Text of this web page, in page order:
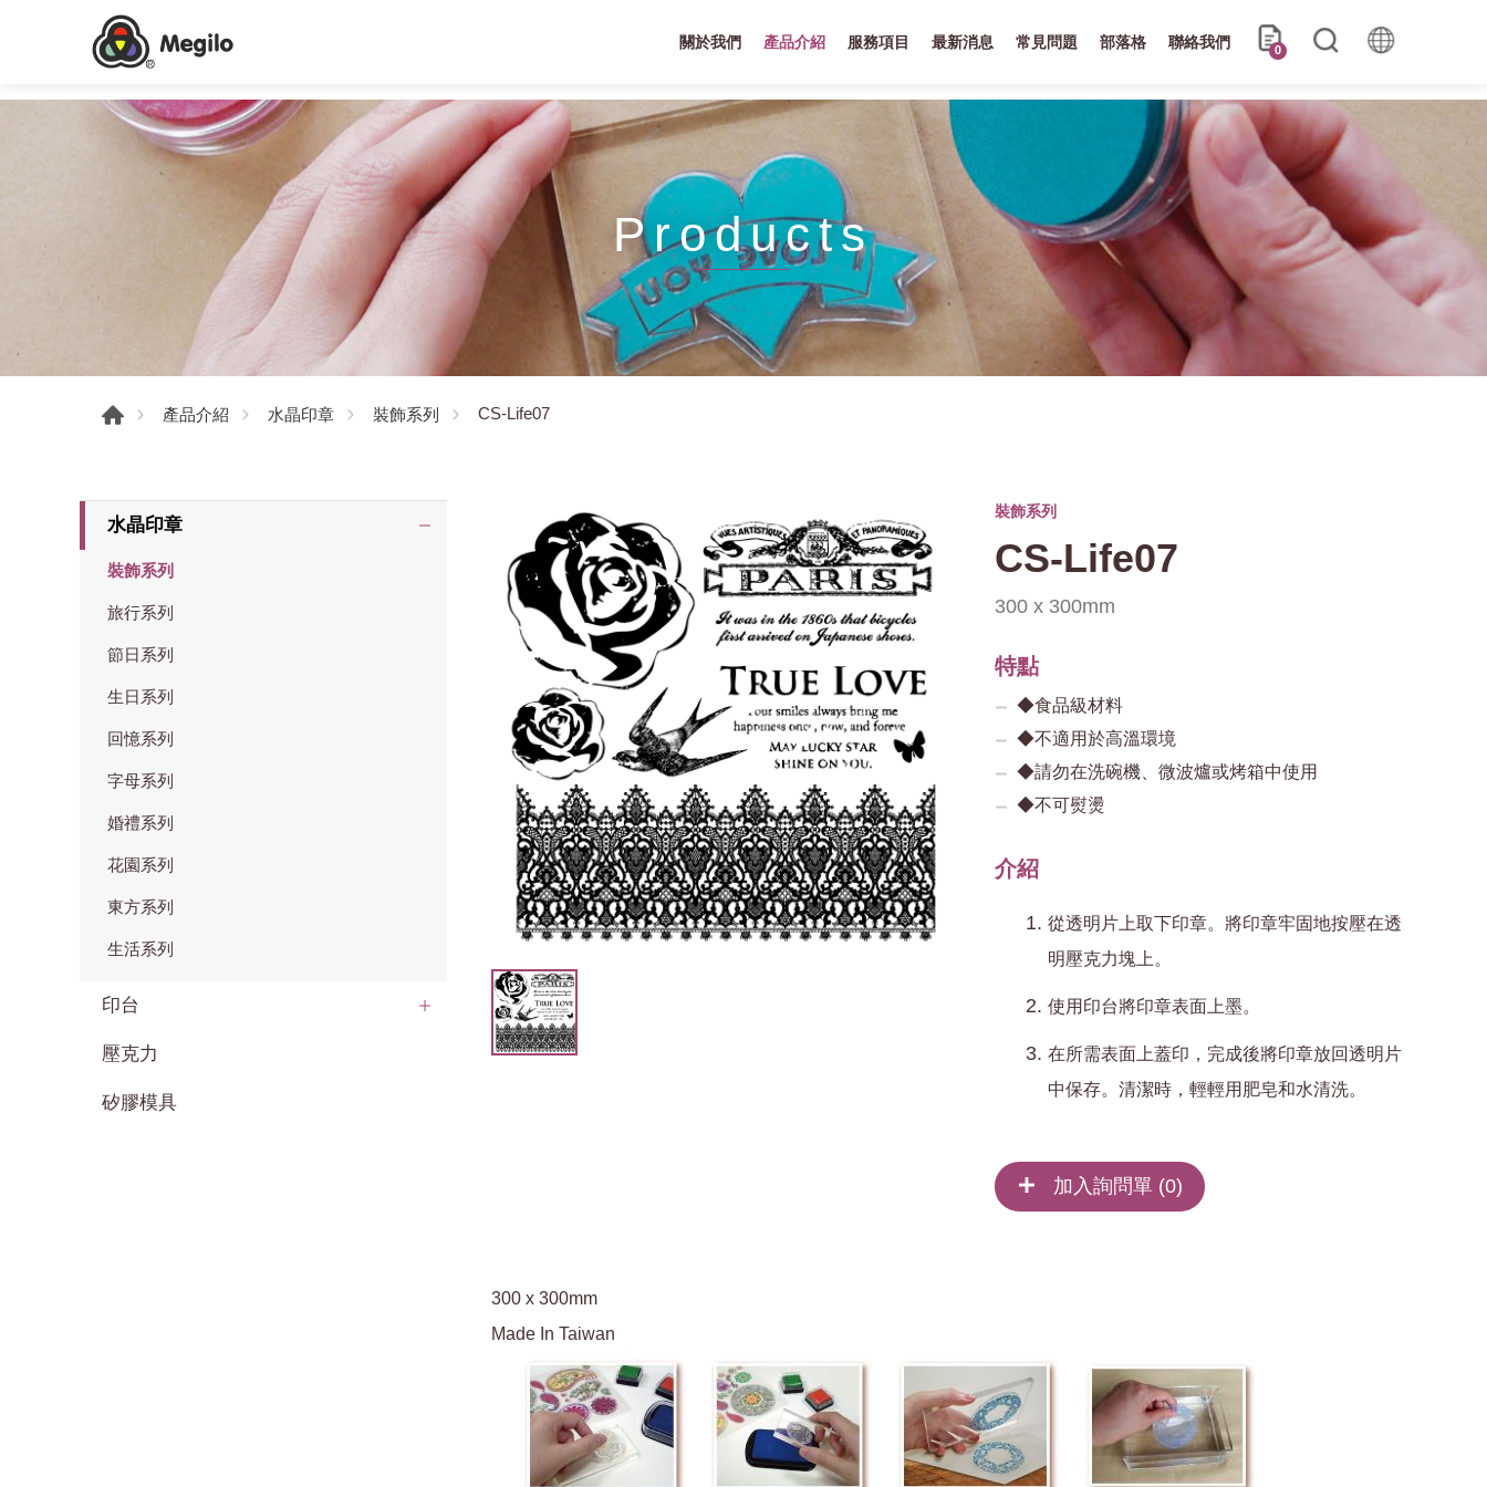
關於我們 產品介紹 服務項目 最新消息 常見問題 部落格 聯絡我們 0
Products
產品介紹 水晶印章 裝飾系列 CS-Life07
水晶印章
裝飾系列
旅行系列
節日系列
生日系列
回憶系列
字母系列
婚禮系列
花園系列
東方系列
生活系列
印台
壓克力
矽膠模具
裝飾系列
CS-Life07
300 x 300mm
特點
◆食品級材料
◆不適用於高溫環境
◆請勿在洗碗機、微波爐或烤箱中使用
◆不可熨燙
介紹
從透明片上取下印章。將印章牢固地按壓在透
明壓克力塊上。
使用印台將印章表面上墨。
在所需表面上蓋印，完成後將印章放回透明片
中保存。清潔時，輕輕用肥皂和水清洗。
加入詢問單 (0)
300 x 300mm
Made In Taiwan